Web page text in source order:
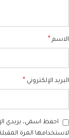
الاسم *
البريد الإلكتروني *
احفظ اسمي، بريدي
لاستخدامها المرة